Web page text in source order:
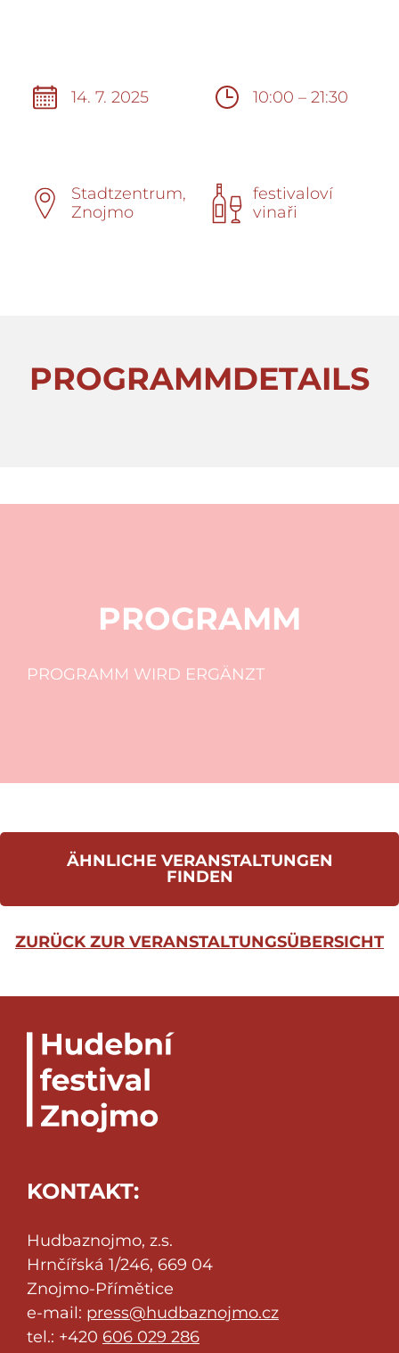
14. 7. 2025 10:00 – 21:30
Stadtzentrum,
Znojmo
festivaloví
vinaři
PROGRAMMDETAILS
PROGRAMM
PROGRAMM WIRD ERGÄNZT
ÄHNLICHE VERANSTALTUNGEN
FINDEN
ZURÜCK ZUR VERANSTALTUNGSÜBERSICHT
KONTAKT:
Hudbaznojmo, z.s.
Hrnčířská 1/246, 669 04
Znojmo-Přímětice
e-mail: press@hudbaznojmo.cz
tel.: +420 606 029 286